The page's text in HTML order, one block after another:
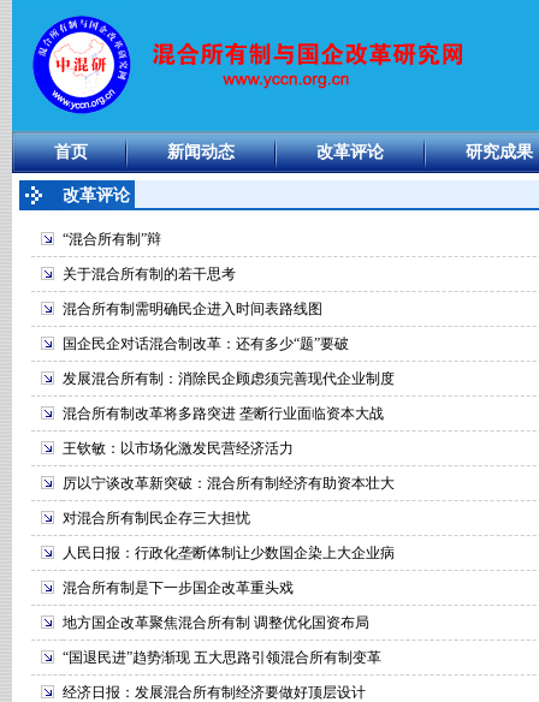
首页 新闻动态 改革评论 研究成果
改革评论
“混合所有制”辩
关于混合所有制的若干思考
混合所有制需明确民企进入时间表路线图
国企民企对话混合制改革：还有多少“题”要破
发展混合所有制：消除民企顾虑须完善现代企业制度
混合所有制改革将多路突进 垄断行业面临资本大战
王钦敏：以市场化激发民营经济活力
厉以宁谈改革新突破：混合所有制经济有助资本壮大
对混合所有制民企存三大担忧
人民日报：行政化垄断体制让少数国企染上大企业病
混合所有制是下一步国企改革重头戏
地方国企改革聚焦混合所有制 调整优化国资布局
“国退民进”趋势渐现 五大思路引领混合所有制变革
经济日报：发展混合所有制经济要做好顶层设计